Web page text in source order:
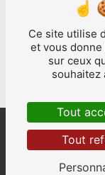
électronique à
d'identité
données
durée de
des contentieux.
d'opposition au
adresse:
d’informations
Ce site utilise
et vous
sur ceux
souhaitez
Tout
Tout